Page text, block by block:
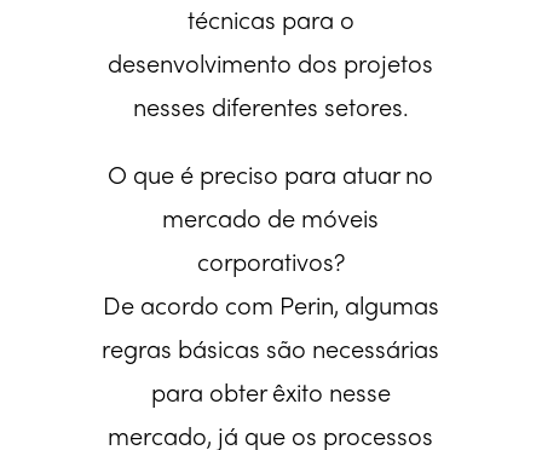
técnicas para o
desenvolvimento dos projetos
nesses diferentes setores.
O que é preciso para atuar no
mercado de móveis
corporativos?
De acordo com Perin, algumas
regras básicas são necessárias
para obter êxito nesse
mercado, já que os processos